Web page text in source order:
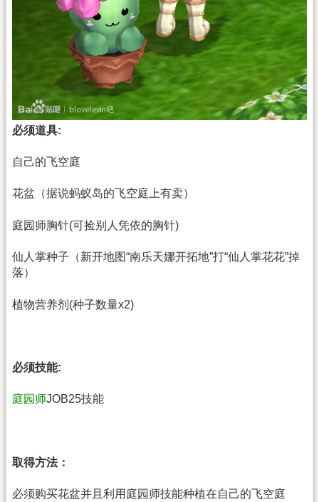
必须道具:
自己的飞空庭
花盆（据说蚂蚁岛的飞空庭上有卖）
庭园师胸针(可捡别人凭依的胸针)
仙人掌种子（新开地图“南乐天娜开拓地”打“仙人掌花花”掉
落）
植物营养剂(种子数量x2)
必须技能:
庭园师JOB25技能
取得方法：
必须购买花盆并且利用庭园师技能种植在自己的飞空庭